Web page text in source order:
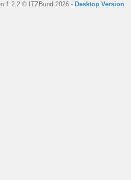
1.2.2 © ITZBund 2026 - Desktop Version